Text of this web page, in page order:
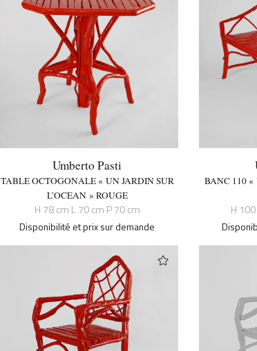
Umberto Pasti
TABLE OCTOGONALE « UN JARDIN SUR
L’OCEAN » ROUGE
H 78 cm L 70 cm P 70 cm
Disponibilité et prix sur demande
BANC 110 «
H